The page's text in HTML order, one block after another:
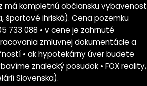
má kompletnú občiansku vybavenosť
športové ihriská). Cena pozemku
733 088 • v cene je zahrnuté
zmluvnej dokumentácie a
• ak hypotekárny úver budete
znalecký posudok • FOX reality,
Slovenska).